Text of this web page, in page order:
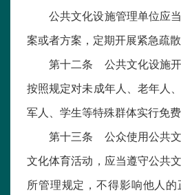
公共文化设施管理单位应
案或者方案，定期开展紧急疏散
第十二条 公共文化设施
按照规定对未成年人、老年人
军人、学生等特殊群体实行免费
第十三条 公众使用公共
文化体育活动，应当遵守公共
所管理规定，不得影响他人